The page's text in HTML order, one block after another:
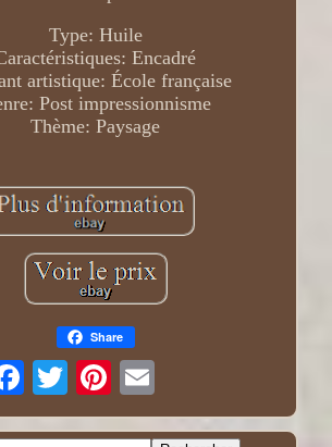
Type: Huile
Encadré
artistique: École française
Post impressionnisme
Thème: Paysage
Share